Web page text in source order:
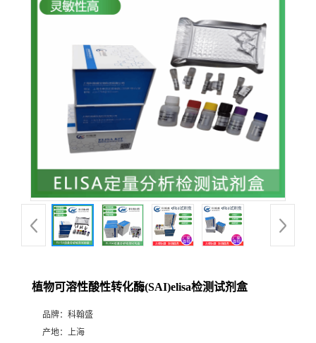
植物可溶性酸性转化酶(SAI)elisa检测试剂盒
品牌： 科翰盛
产地： 上海